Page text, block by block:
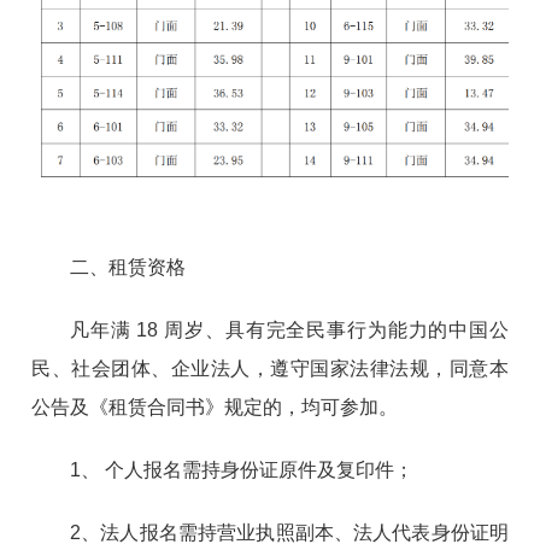
二、租赁资格
凡年满 18 周岁、具有完全民事行为能力的中国公
民、社会团体、企业法人，遵守国家法律法规，同意本
公告及《租赁合同书》规定的，均可参加。
1、 个人报名需持身份证原件及复印件；
2、法人报名需持营业执照副本、法人代表身份证明